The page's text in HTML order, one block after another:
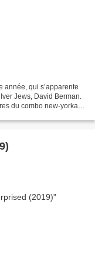
année, qui s’apparente
Jews, David Berman.
du combo new-yorkais